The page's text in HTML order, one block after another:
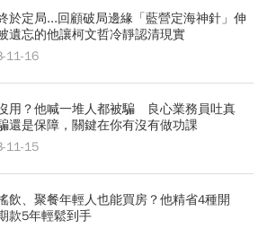
於定局...回顧破局邊緣「藍營定海神針」伸
忘的他讓柯文哲冷靜認清現實
11-16
用？他喊一堆人都被騙 良心業務員吐真
還是保障，關鍵在你有沒有做功課
11-15
飲、聚餐年輕人也能買房？他精省4種開
5年輕鬆到手